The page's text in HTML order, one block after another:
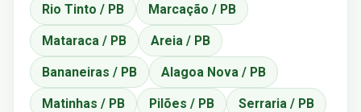
Rio Tinto / PB Marcação / PB
Mataraca / PB Areia / PB
Bananeiras / PB Alagoa Nova / PB
Matinhas / PB Pilões / PB Serraria / PB